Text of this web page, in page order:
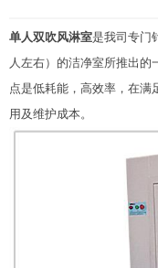
单人双吹风淋室是我司专门
人左右）的洁净室所推出的
点是低耗能，高效率，在满
用及维护成本。